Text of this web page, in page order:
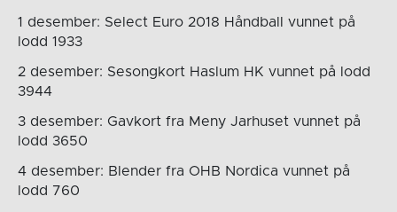
1 desember: Select Euro 2018 Håndball vunnet på
lodd 1933
2 desember: Sesongkort Haslum HK vunnet på lodd
3944
3 desember: Gavkort fra Meny Jarhuset vunnet på
lodd 3650
4 desember: Blender fra OHB Nordica vunnet på
lodd 760